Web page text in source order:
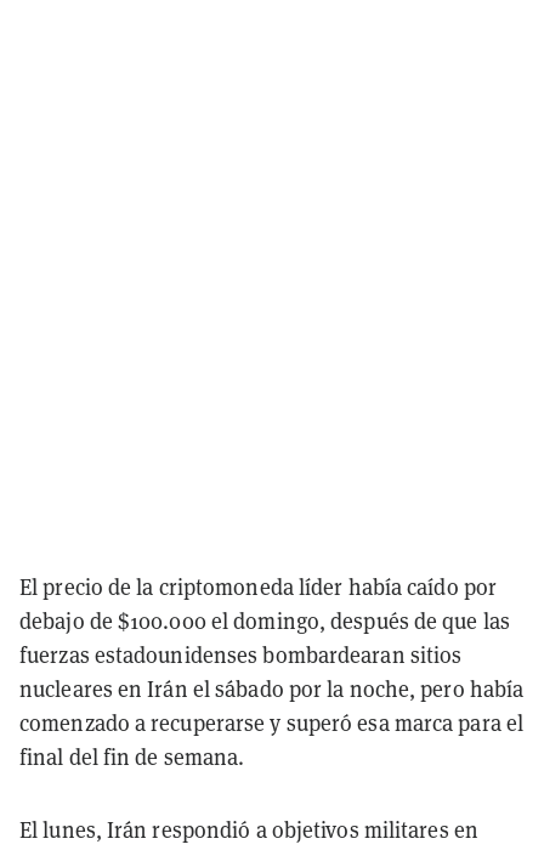
El precio de la criptomoneda líder había caído por
debajo de $100.000 el domingo, después de que las
fuerzas estadounidenses bombardearan sitios
nucleares en Irán el sábado por la noche, pero había
comenzado a recuperarse y superó esa marca para el
final del fin de semana.
El lunes, Irán respondió a objetivos militares en